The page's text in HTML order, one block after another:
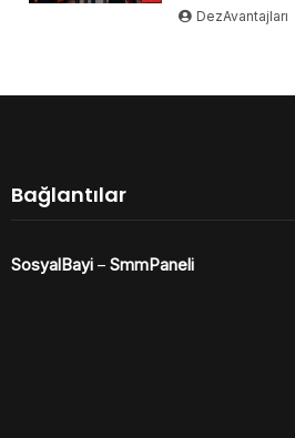
DezAvantajları
Bağlantılar
SosyalBayi– SmmPaneli